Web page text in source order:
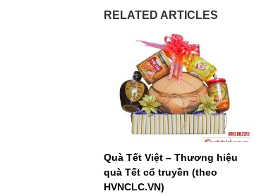
RELATED ARTICLES
Quà Tết Việt – Thương hiệu
quà Tết cổ truyền (theo
HVNCLC.VN)